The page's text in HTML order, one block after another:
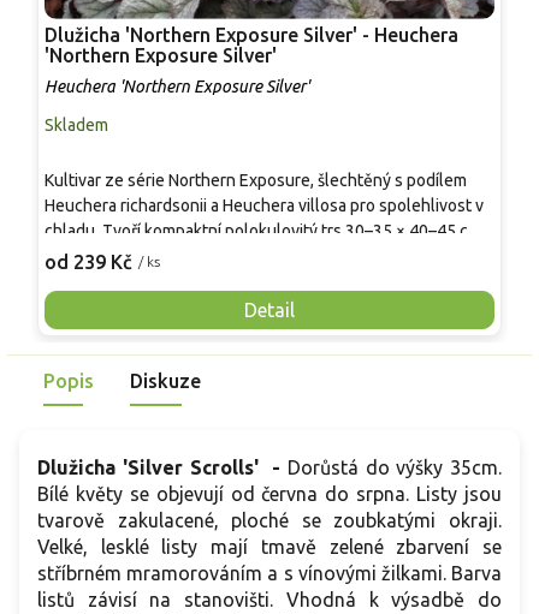
Dlužicha 'Northern Exposure Silver' - Heuchera
'Northern Exposure Silver'
Heuchera 'Northern Exposure Silver'
Skladem
od 239 Kč / ks
Detail
Kultivar ze série Northern Exposure, šlechtěný s podílem
Heuchera richardsonii a Heuchera villosa pro spolehlivost v
chladu. Tvoří kompaktní polokulovitý trs 30–35 × 40–45 cm.
Listy široce srdčité, mělce laločnaté, líc stříbřitě zelený s
jemný kovový kontrast. V květnu–červenci, někdy až do
srpna, nese na stoncích 50–60 cm řídké laty růžových
zvonků. V mírné zimě bývá částečně polostálezelená a
rychle obrůstá. V záhonech slouží jako světlý akcent k
tmavolistým trvalkám i do nádob.
Popis Diskuze
Dlužicha 'Silver Scrolls' - Dorůstá do výšky 35cm.
Bílé květy se objevují od června do srpna. Listy jsou
tvarově zakulacené, ploché se zoubkatými okraji.
Velké, lesklé listy mají tmavě zelené zbarvení se
stříbrném mramorováním a s vínovými žilkami. Barva
listů závisí na stanovišti. Vhodná k výsadbě do